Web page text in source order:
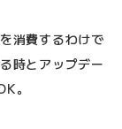
消費するわけで
時とアップデー
。